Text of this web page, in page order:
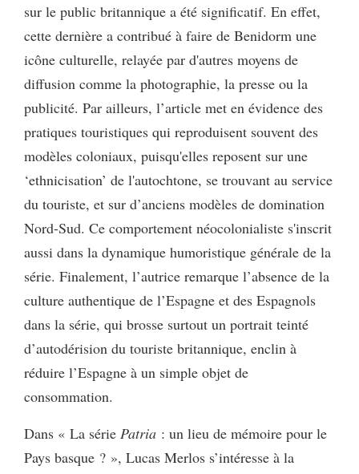
sur le public britannique a été significatif. En effet,
cette dernière a contribué à faire de Benidorm une
icône culturelle, relayée par d'autres moyens de
diffusion comme la photographie, la presse ou la
publicité. Par ailleurs, l’article met en évidence des
pratiques touristiques qui reproduisent souvent des
modèles coloniaux, puisqu'elles reposent sur une
‘ethnicisation’ de l'autochtone, se trouvant au service
du touriste, et sur d’anciens modèles de domination
Nord-Sud. Ce comportement néocolonialiste s'inscrit
aussi dans la dynamique humoristique générale de la
série. Finalement, l’autrice remarque l’absence de la
culture authentique de l’Espagne et des Espagnols
dans la série, qui brosse surtout un portrait teinté
d’autodérision du touriste britannique, enclin à
réduire l’Espagne à un simple objet de
consommation.
Dans « La série Patria : un lieu de mémoire pour le
Pays basque ? », Lucas Merlos s’intéresse à la